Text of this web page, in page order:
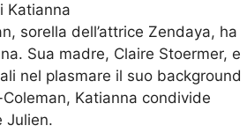
Katianna
sorella dell’attrice Zendaya, ha
Sua madre, Claire Stoermer, e
nel plasmare il suo background
Katianna condivide
Julien.